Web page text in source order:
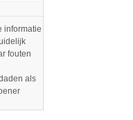
informatie
fouten
als